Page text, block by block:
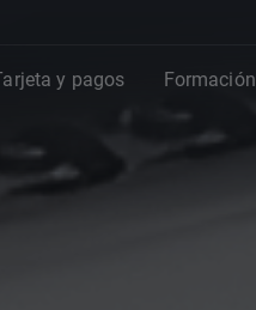
y pagos Formación